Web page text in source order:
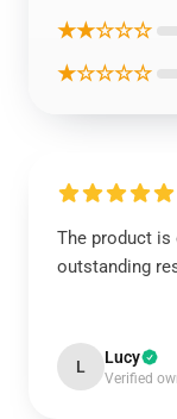
★★☆☆☆
★☆☆☆☆
The product is
outstanding
L Lucy
Verified